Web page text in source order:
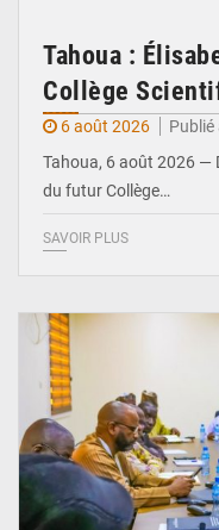
Tahoua :
Collège
6 août 2026
Tahoua, 6 août 2026 —
du futur Collège…
SAVOIR PLUS